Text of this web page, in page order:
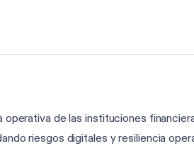
de las instituciones
riesgos digitales y resiliencia